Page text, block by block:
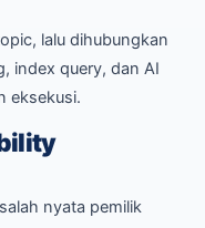
lalu dihubungkan
index query, dan AI
eksekusi.
nyata pemilik